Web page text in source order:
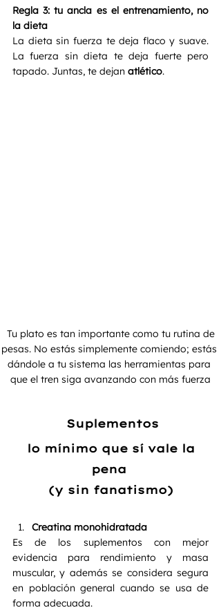
Regla 3: tu ancla es el entrenamiento, no
la dieta
La dieta sin fuerza te deja flaco y suave.
La fuerza sin dieta te deja fuerte pero
tapado. Juntas, te dejan atlético.
Tu plato es tan importante como tu rutina de
pesas. No estás simplemente comiendo; estás
dándole a tu sistema las herramientas para
que el tren siga avanzando con más fuerza
Suplementos
pena
(y sin fanatismo)
Creatina monohidratada
Es de los suplementos con mejor
evidencia para rendimiento y masa
muscular, y además se considera segura
en población general cuando se usa de
forma adecuada.